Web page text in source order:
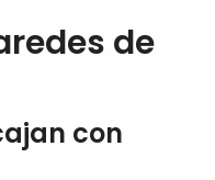
de
con